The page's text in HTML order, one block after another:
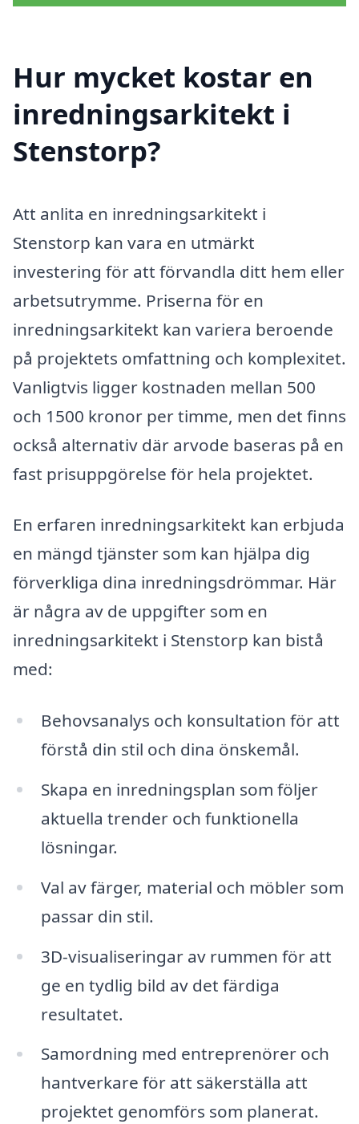
Hur mycket kostar en
inredningsarkitekt i
Stenstorp?
Att anlita en inredningsarkitekt i
Stenstorp kan vara en utmärkt
investering för att förvandla ditt hem eller
arbetsutrymme. Priserna för en
inredningsarkitekt kan variera beroende
på projektets omfattning och komplexitet.
Vanligtvis ligger kostnaden mellan 500
och 1500 kronor per timme, men det finns
också alternativ där arvode baseras på en
fast prisuppgörelse för hela projektet.
En erfaren inredningsarkitekt kan erbjuda
en mängd tjänster som kan hjälpa dig
förverkliga dina inredningsdrömmar. Här
är några av de uppgifter som en
inredningsarkitekt i Stenstorp kan bistå
med:
Behovsanalys och konsultation för att
förstå din stil och dina önskemål.
Skapa en inredningsplan som följer
aktuella trender och funktionella
lösningar.
Val av färger, material och möbler som
passar din stil.
3D-visualiseringar av rummen för att
ge en tydlig bild av det färdiga
resultatet.
Samordning med entreprenörer och
hantverkare för att säkerställa att
projektet genomförs som planerat.